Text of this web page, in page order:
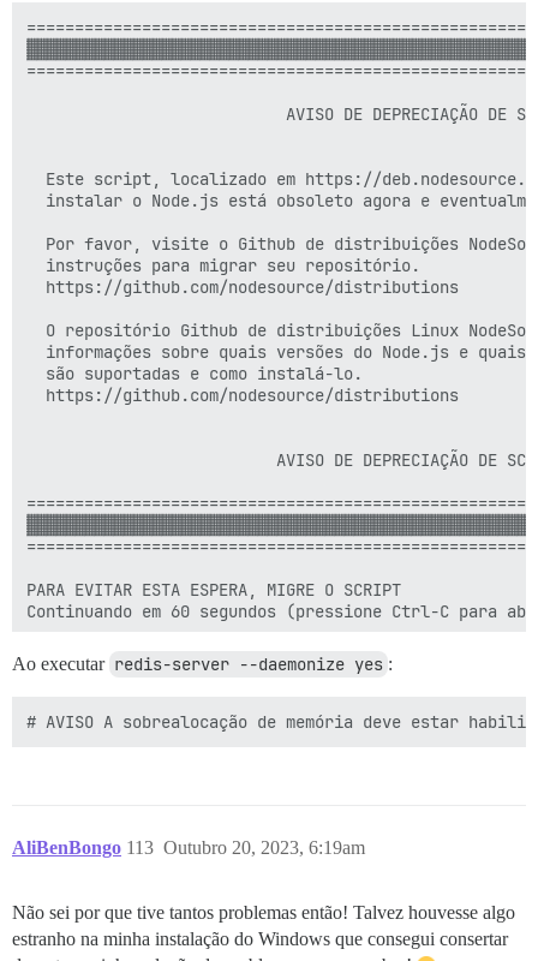
AVISO DE DEPRECIAÇÃO DE
Este script, localizado em https://
instalar o Node.js está obsoleto agora e
Por favor, visite o Github de distribuições
  instruções para migrar seu repositório.
  https://github.com/nodesource/distributions
O repositório Github de distribuições Linux
informações sobre quais versões do Node.js e quais
  são suportadas e como instalá-lo.
  https://github.com/nodesource/distributions
AVISO DE DEPRECIAÇÃO DE
PARA EVITAR ESTA ESPERA, MIGRE O SCRIPT
Ao executar redis-server --daemonize yes :
AliBenBongo Outubro 20, 2023, 6:19am
113
Não sei por que tive tantos problemas então! Talvez houvesse algo
estranho na minha instalação do Windows que consegui consertar